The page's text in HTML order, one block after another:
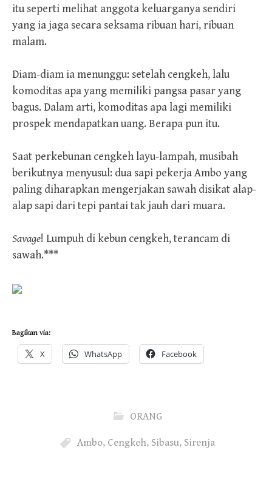
itu seperti melihat anggota keluarganya sendiri
yang ia jaga secara seksama ribuan hari, ribuan
malam.
Diam-diam ia menunggu: setelah cengkeh, lalu
komoditas apa yang memiliki pangsa pasar yang
bagus. Dalam arti, komoditas apa lagi memiliki
prospek mendapatkan uang. Berapa pun itu.
Saat perkebunan cengkeh layu-lampah, musibah
berikutnya menyusul: dua sapi pekerja Ambo yang
paling diharapkan mengerjakan sawah disikat alap-
alap sapi dari tepi pantai tak jauh dari muara.
Savage! Lumpuh di kebun cengkeh, terancam di
sawah.***
Bagikan via:
X WhatsApp Facebook
ORANG
Ambo, Cengkeh, Sibasu, Sirenja